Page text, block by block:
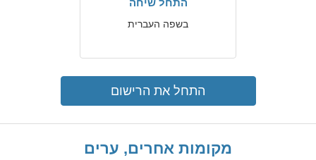
התחל שיחה
בשפה העברית
התחל את הרישום
מקומות אחרים, ערים